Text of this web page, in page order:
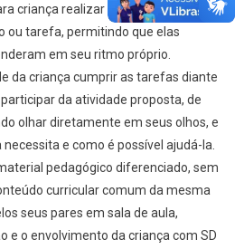
criança realizar a leitura e a
ou tarefa, permitindo que elas
em seu ritmo próprio.
da criança cumprir as tarefas diante
da atividade proposta, de
olhar diretamente em seus olhos, e
e como é possível ajudá-la.
pedagógico diferenciado, sem
curricular comum da mesma
seus pares em sala de aula,
e o envolvimento da criança com SD